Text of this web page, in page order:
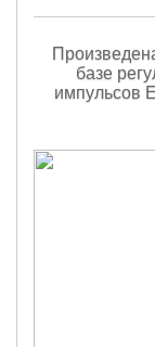
базе
импульсов